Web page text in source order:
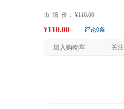
市 场 价： ¥110.00
评论0条
¥110.00
加入购物车 关注